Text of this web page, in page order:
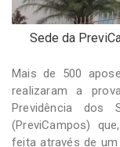
Sede da
Mais de 500
realizaram a
Previdência dos
(PreviCampos)
feita através de